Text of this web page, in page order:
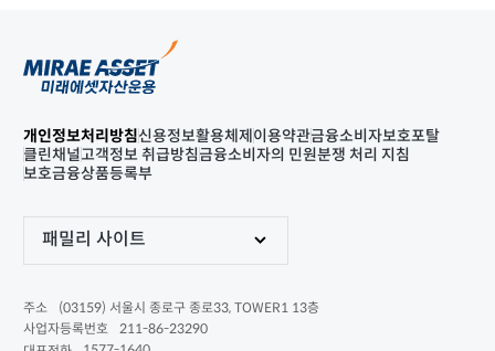
개인정보처리방침신용정보활용체제 이용약관금융소비자보호포탈
클린채널고객정보 취급방침금융소비자의 민원분쟁 처리 지침
보호금융상품등록부
패밀리 사이트
주소
(03159) 서울시 종로구 종로33, TOWER1 13층
사업자등록번호
211-86-23290